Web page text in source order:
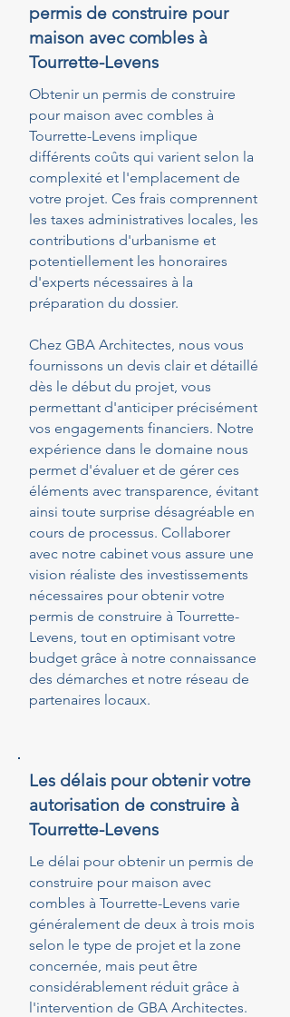
permis de construire pour
maison avec combles à
Tourrette-Levens
Obtenir un permis de construire
pour maison avec combles à
Tourrette-Levens implique
différents coûts qui varient selon la
complexité et l'emplacement de
votre projet. Ces frais comprennent
les taxes administratives locales, les
contributions d'urbanisme et
potentiellement les honoraires
d'experts nécessaires à la
préparation du dossier.
Chez GBA Architectes, nous vous
fournissons un devis clair et détaillé
dès le début du projet, vous
permettant d'anticiper précisément
vos engagements financiers. Notre
expérience dans le domaine nous
permet d'évaluer et de gérer ces
éléments avec transparence, évitant
ainsi toute surprise désagréable en
cours de processus. Collaborer
avec notre cabinet vous assure une
vision réaliste des investissements
nécessaires pour obtenir votre
permis de construire à Tourrette-
Levens, tout en optimisant votre
budget grâce à notre connaissance
des démarches et notre réseau de
partenaires locaux.
Les délais pour obtenir votre
autorisation de construire à
Tourrette-Levens
Le délai pour obtenir un permis de
construire pour maison avec
combles à Tourrette-Levens varie
généralement de deux à trois mois
selon le type de projet et la zone
concernée, mais peut être
considérablement réduit grâce à
l'intervention de GBA Architectes.